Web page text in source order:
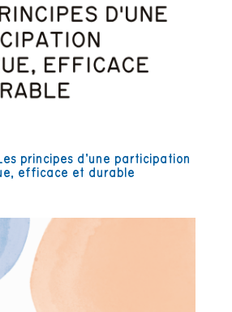
principes d’une participation
efficace et durable